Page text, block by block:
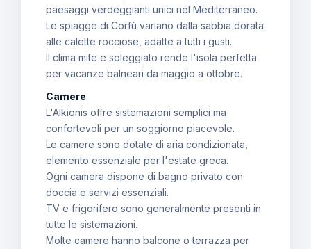
paesaggi verdeggianti unici nel Mediterraneo.
Le spiagge di Corfù variano dalla sabbia dorata
alle calette rocciose, adatte a tutti i gusti.
Il clima mite e soleggiato rende l'isola perfetta
per vacanze balneari da maggio a ottobre.
Camere
L'Alkionis offre sistemazioni semplici ma
confortevoli per un soggiorno piacevole.
Le camere sono dotate di aria condizionata,
elemento essenziale per l'estate greca.
Ogni camera dispone di bagno privato con
doccia e servizi essenziali.
TV e frigorifero sono generalmente presenti in
tutte le sistemazioni.
Molte camere hanno balcone o terrazza per